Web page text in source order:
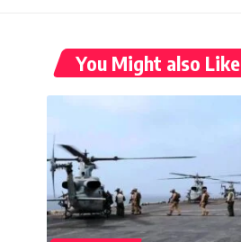
You Might also Like